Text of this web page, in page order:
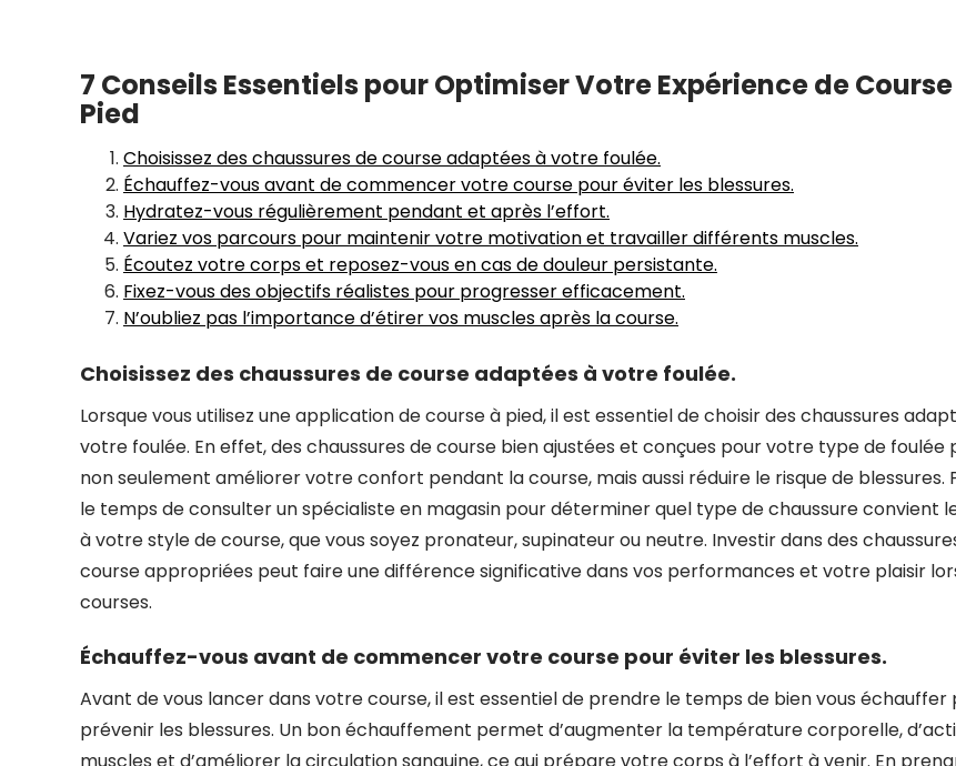
7 Conseils Essentiels pour Optimiser Votre Expérience de
Pied
Choisissez des chaussures de course adaptées à votre foulée.
Échauffez-vous avant de commencer votre course pour éviter les blessures.
Hydratez-vous régulièrement pendant et après l’effort.
Variez vos parcours pour maintenir votre motivation et travailler différents muscles.
Écoutez votre corps et reposez-vous en cas de douleur persistante.
Fixez-vous des objectifs réalistes pour progresser efficacement.
N’oubliez pas l’importance d’étirer vos muscles après la course.
Choisissez des chaussures de course adaptées à votre foulée.
Lorsque vous utilisez une application de course à pied, il est essentiel de choisir des chaussures
votre foulée. En effet, des chaussures de course bien ajustées et conçues pour votre type de foulée
non seulement améliorer votre confort pendant la course, mais aussi réduire le risque de blessures.
le temps de consulter un spécialiste en magasin pour déterminer quel type de chaussure convient
à votre style de course, que vous soyez pronateur, supinateur ou neutre. Investir dans des
course appropriées peut faire une différence significative dans vos performances et votre plaisir
courses.
Échauffez-vous avant de commencer votre course pour éviter les blessures.
Avant de vous lancer dans votre course, il est essentiel de prendre le temps de bien vous échauffer
prévenir les blessures. Un bon échauffement permet d’augmenter la température corporelle,